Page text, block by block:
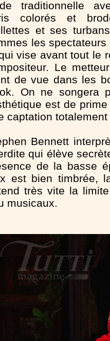
traditionnelle
colorés et
et ses
les
vise avant tout le
Le
de vue dans les
On ne songera
est de
captation
Bennett
qui élève
de la basse
est bien timbrée,
très vite la
musicaux.